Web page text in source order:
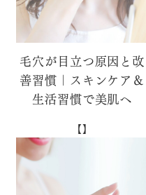
毛穴が目立つ原因と改
善習慣｜スキンケア＆
生活習慣で美肌へ
【】